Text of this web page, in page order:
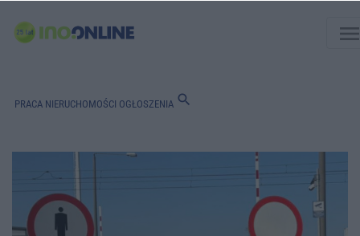
PRACA NIERUCHOMOŚCI OGŁOSZENIA search